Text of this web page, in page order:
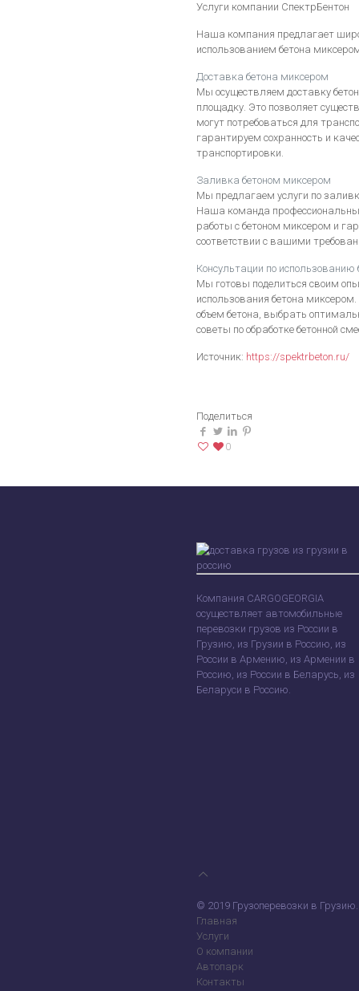
Услуги компании СпектрБентон
Наша компания предлагает
использованием бетона
Доставка бетона миксером
Мы осуществляем доставку
площадку. Это позволяет
могут потребоваться для
гарантируем сохранность и
транспортировки.
Заливка бетоном миксером
Мы предлагаем услуги по
Наша команда
работы с бетоном миксером и
соответствии с вашими
Консультации по использованию
Мы готовы поделиться своим
использования бетона
объем бетона, выбрать
советы по обработке бетонной
Источник: https://spektrbeton.ru/
Поделиться
0
Компания CARGOGEORGIA
осуществляет автомобильные
перевозки грузов из России в
Грузию, из Грузии в Россию, из
России в Армению, из Армении в
Россию, из России в Беларусь, из
Беларуси в Россию.
© 2019 Грузоперевозки в Грузию.
Главная
Услуги
О компании
Автопарк
Контакты